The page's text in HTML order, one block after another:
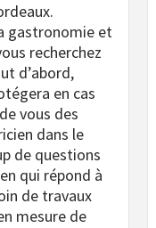
gastronomie et
recherchez
d’abord,
en cas
vous des
dans le
de questions
qui répond à
de travaux
mesure de